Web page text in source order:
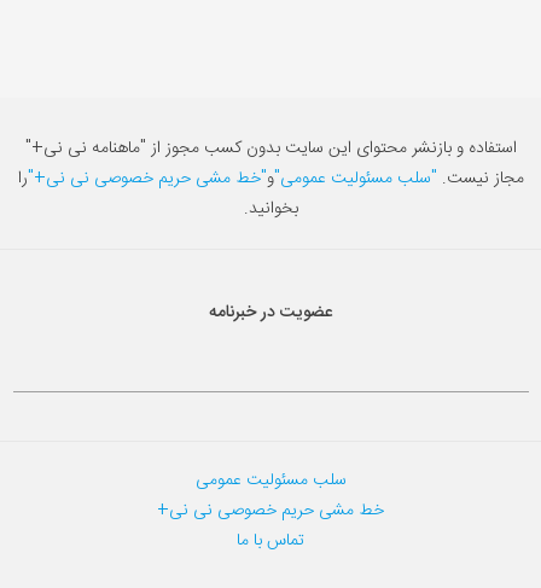
استفاده و بازنشر محتوای این سایت بدون کسب مجوز از "ماهنامه نی نی+"
مجاز نیست. "سلب مسئولیت عمومی"و"خط مشی حریم خصوصی نی نی+"را
بخوانید.
عضویت در خبرنامه
سلب مسئولیت عمومی
خط مشی حریم خصوصی نی نی+
تماس با ما